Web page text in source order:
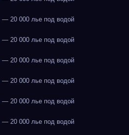
20 000 лье под водой
20 000 лье под водой
20 000 лье под водой
20 000 лье под водой
20 000 лье под водой
20 000 лье под водой